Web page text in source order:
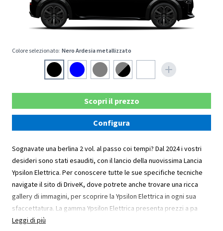
Colore selezionato: Nero Ardesia metallizzato
Scopri il prezzo
Configura
Sognavate una berlina 2 vol. al passo coi tempi? Dal 2024 i vostri
desideri sono stati esauditi, con il lancio della nuovissima Lancia
Ypsilon Elettrica. Per conoscere tutte le sue specifiche tecniche
navigate il sito di DriveK, dove potrete anche trovare una ricca
gallery di immagini, per scoprire la Ypsilon Elettrica in ogni sua
sfaccettatura. La gamma Ypsilon Elettrica presenta prezzi a pa
Leggi di più